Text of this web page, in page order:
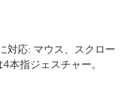
対応: マウス、スクロー
本指ジェスチャー。